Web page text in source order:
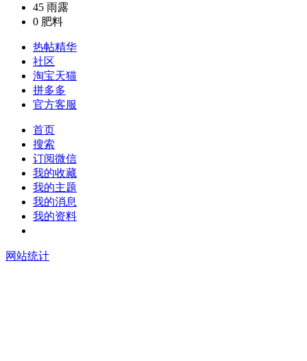
45 雨露
0 肥料
热帖精华
社区
淘宝天猫
拼多多
官方客服
首页
搜索
订阅微信
我的收藏
我的主题
我的消息
我的资料
网站统计